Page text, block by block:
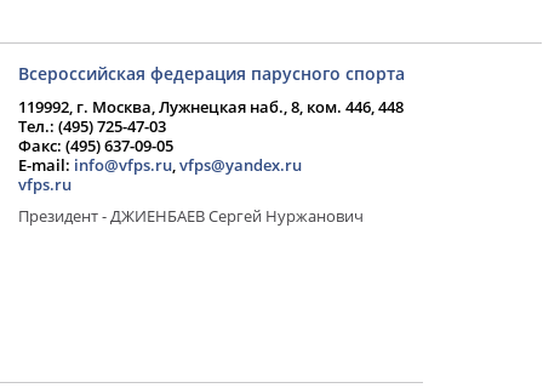
Всероссийская федерация парусного спорта
119992, г. Москва, Лужнецкая наб., 8, ком. 446, 448
Тел.: (495) 725-47-03
Факс: (495) 637-09-05
E-mail: info@vfps.ru,vfps@yandex.ru
vfps.ru
Президент - ДЖИЕНБАЕВ Сергей Нуржанович